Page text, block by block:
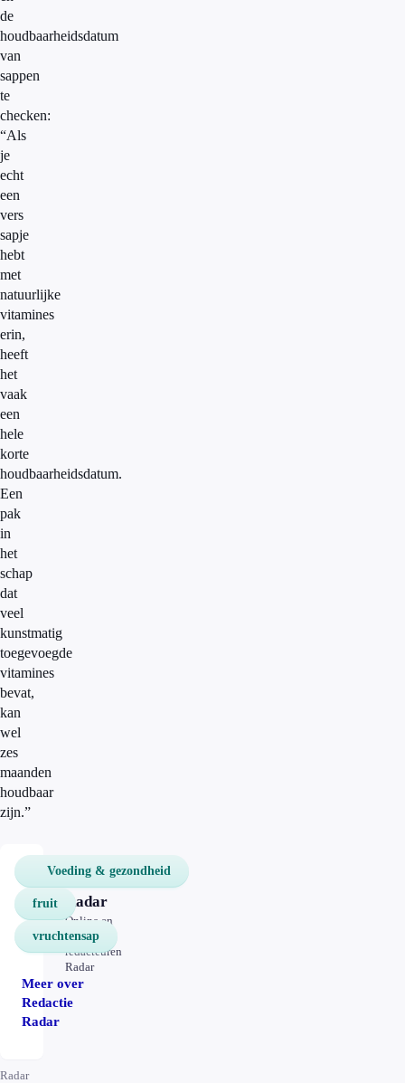
de
houdbaarheidsdatum
van
sappen
te
checken:
“Als
je
echt
een
vers
sapje
hebt
met
natuurlijke
vitamines
erin,
heeft
het
vaak
een
hele
korte
houdbaarheidsdatum.
Een
pak
in
het
schap
dat
veel
kunstmatig
toegevoegde
vitamines
bevat,
kan
wel
zes
maanden
houdbaar
zijn.”
Redactie
Radar
Online en
televisie
redacteuren
Radar
Meer over
Redactie
Radar
Radar
Voeding & gezondheid
fruit
vruchtensap